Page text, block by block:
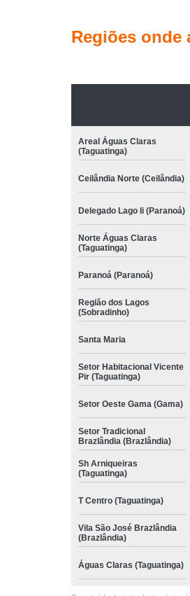
Regiões onde
Areal Águas Claras
(Taguatinga)
Ceilândia Norte (Ceilândia)
Delegado Lago Ii (Paranoá)
Norte Águas Claras
(Taguatinga)
Paranoá (Paranoá)
Região dos Lagos
(Sobradinho)
Santa Maria
Setor Habitacional Vicente
Pir (Taguatinga)
Setor Oeste Gama (Gama)
Setor Tradicional
Brazlândia (Brazlândia)
Sh Arniqueiras
(Taguatinga)
T Centro (Taguatinga)
Vila São José Brazlândia
(Brazlândia)
Águas Claras (Taguatinga)